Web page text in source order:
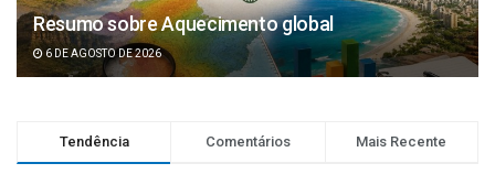
Resumo sobre Aquecimento global
6 DE AGOSTO DE 2026
Tendência Comentários Mais Recente